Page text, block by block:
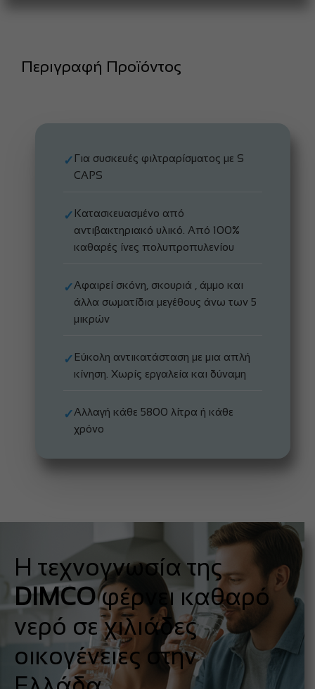
Περιγραφή Προϊόντος
✓ Για συσκευές φιλτραρίσματος με S
CAPS
✓ Kατασκευασμένο από
αντιβακτηριακό υλικό. Από 100%
καθαρές ίνες πολυπροπυλενίου
✓Αφαιρεί σκόνη, σκουριά , άμμο και
άλλα σωματίδια μεγέθους άνω των 5
μικρών
✓ Εύκολη αντικατάσταση με μια απλή
κίνηση. Χωρίς εργαλεία και δύναμη
✓Αλλαγή κάθε 5800 λίτρα ή κάθε
χρόνο
Η τεχνογνωσία της
DIMCOφέρνει καθαρό
νερό σε χιλιάδες
οικογένειες στην